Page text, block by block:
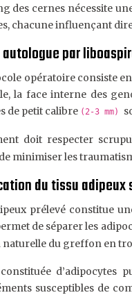
des cernes nécessite
chacune influençant
par
opératoire consiste
la face interne des
de petit calibre (2-3 mm)
doit respecter
minimiser les
du tissu adipeux
prélevé constitue
de séparer les
du greffon en
d’adipocytes
susceptibles de